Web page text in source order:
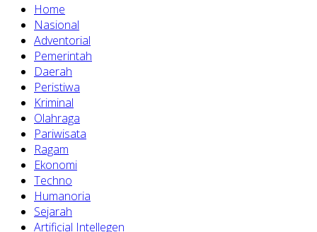
Home
Nasional
Adventorial
Pemerintah
Daerah
Peristiwa
Kriminal
Olahraga
Pariwisata
Ragam
Ekonomi
Techno
Humanoria
Sejarah
Artificial Intellegen